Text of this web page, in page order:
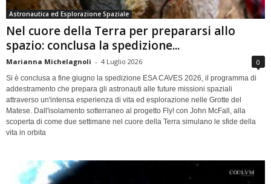
Astronautica ed Esplorazione Spaziale
Nel cuore della Terra per prepararsi allo
spazio: conclusa la spedizione...
Marianna Michelagnoli - 4 Luglio 2026 0
Si è conclusa a fine giugno la spedizione ESA CAVES 2026, il programma di
addestramento che prepara gli astronauti alle future missioni spaziali
attraverso un'intensa esperienza di vita ed esplorazione nelle Grotte del
Matese. Dall'isolamento sotterraneo al progetto Fly! con John McFall, alla
scoperta di come due settimane nel cuore della Terra simulano le sfide della
vita in orbita